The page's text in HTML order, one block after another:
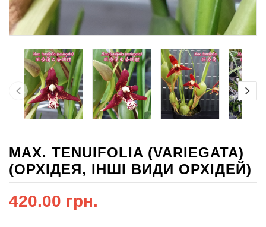
MAX. TENUIFOLIA (VARIEGATA)
(ОРХІДЕЯ, ІНШІ ВИДИ ОРХІДЕЙ)
420.00 грн.